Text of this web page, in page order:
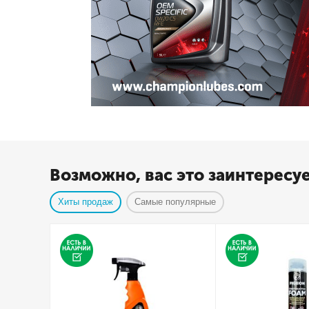
Возможно, вас это
Хиты продаж Самые популярные